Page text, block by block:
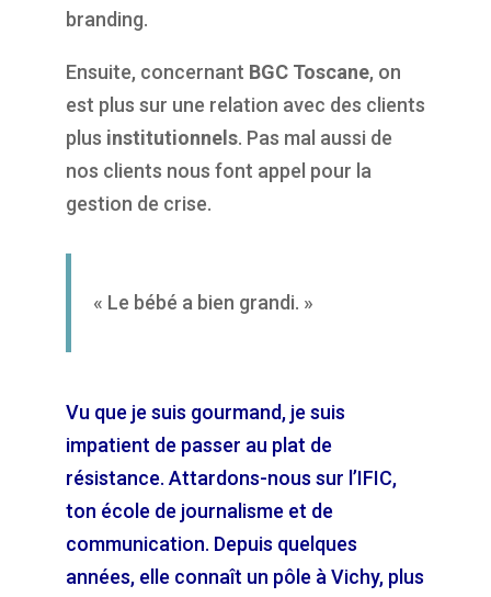
branding.
Ensuite, concernant BGC Toscane, on
est plus sur une relation avec des clients
plus institutionnels. Pas mal aussi de
nos clients nous font appel pour la
gestion de crise.
« Le bébé a bien grandi. »
Vu que je suis gourmand, je suis
impatient de passer au plat de
résistance. Attardons-nous sur l’IFIC,
ton école de journalisme et de
communication. Depuis quelques
années, elle connaît un pôle à Vichy, plus